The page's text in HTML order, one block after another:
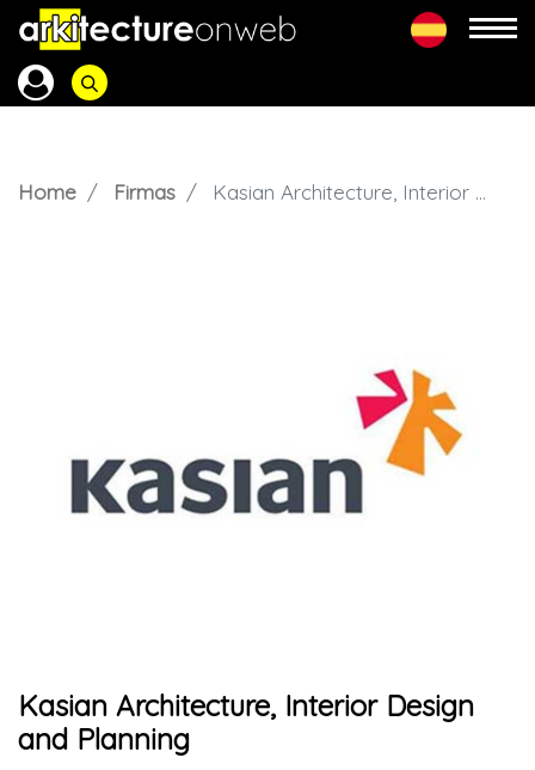
Home Firmas Kasian Architecture, Interior Design and Planning
Kasian Architecture, Interior Design
and Planning